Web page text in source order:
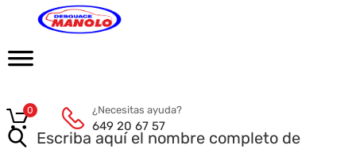
¿Necesitas ayuda?
649 20 67 57
0